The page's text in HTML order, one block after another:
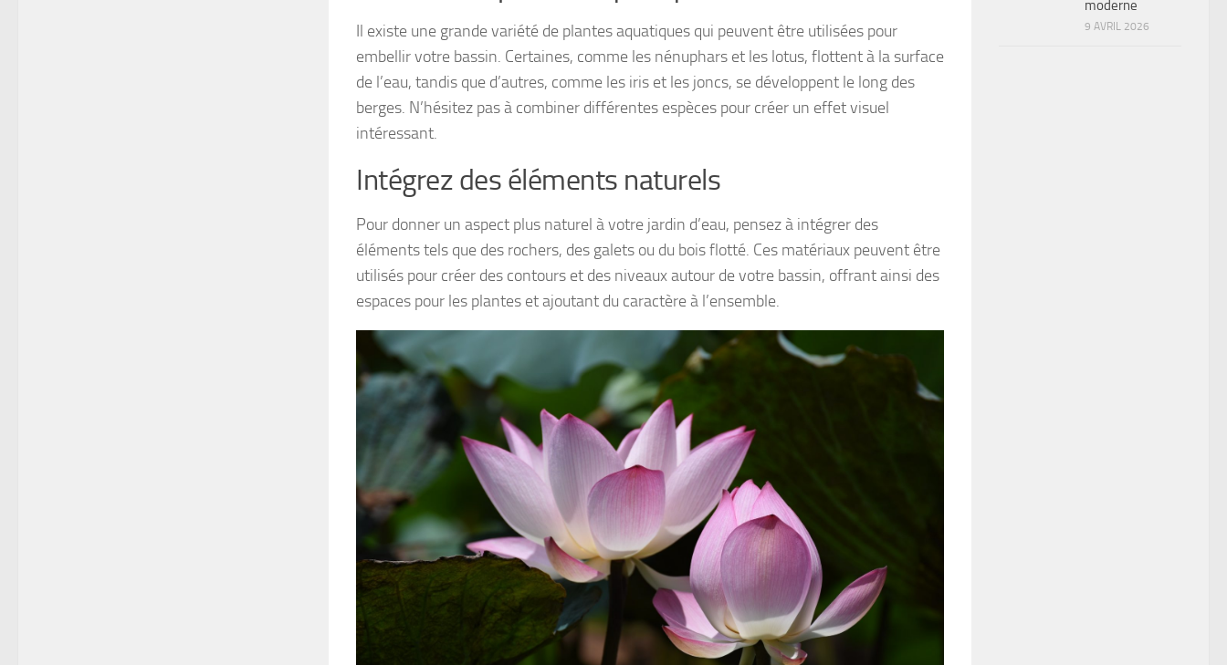
Il existe une grande variété de plantes aquatiques qui peuvent être utilisées pour
embellir votre bassin. Certaines, comme les nénuphars et les lotus, flottent à la surface
de l’eau, tandis que d’autres, comme les iris et les joncs, se développent le long des
berges. N’hésitez pas à combiner différentes espèces pour créer un effet visuel
intéressant.
Intégrez des éléments naturels
Pour donner un aspect plus naturel à votre jardin d’eau, pensez à intégrer des
éléments tels que des rochers, des galets ou du bois flotté. Ces matériaux peuvent être
utilisés pour créer des contours et des niveaux autour de votre bassin, offrant ainsi des
espaces pour les plantes et ajoutant du caractère à l’ensemble.
moderne
9 AVRIL 2026